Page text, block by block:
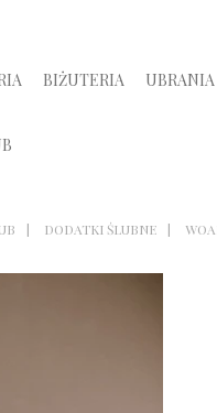
BIŻUTERIA UBRANIA
DODATKI ŚLUBNE